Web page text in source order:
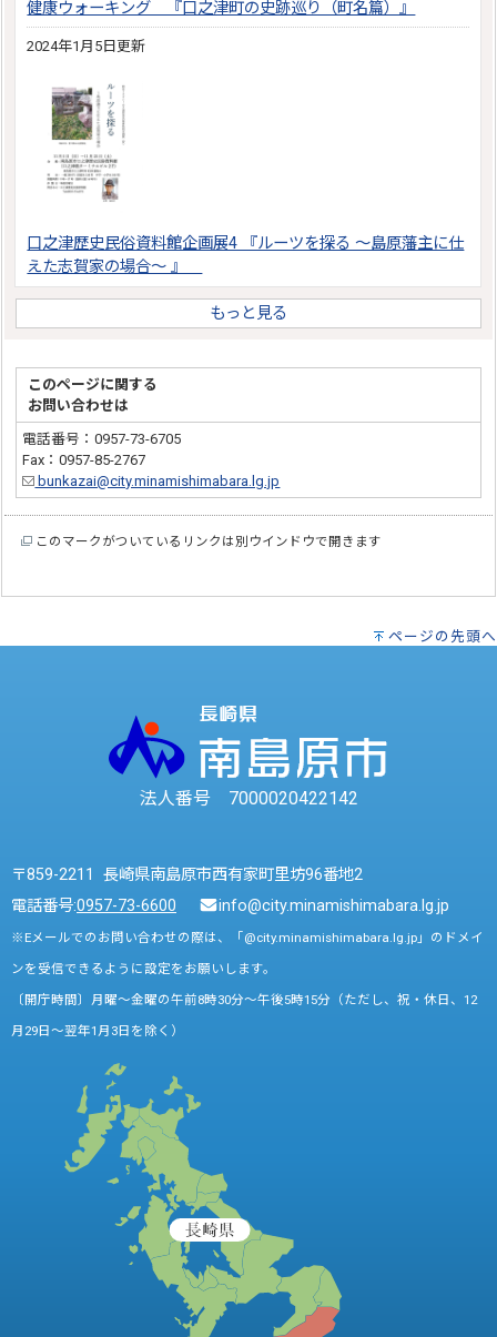
健康ウォーキング 『口之津町の史跡巡り（町名篇）』
2024年1月5日更新
口之津歴史民俗資料館企画展4 『ルーツを探る ～島原藩主に仕
えた志賀家の場合～ 』
もっと見る
このページに関する
お問い合わせは
電話番号：0957-73-6705
Fax：0957-85-2767
bunkazai@city.minamishimabara.lg.jp
このマークがついているリンクは別ウインドウで開きます
ページの先頭へ
法人番号 7000020422142
〒859-2211 長崎県南島原市西有家町里坊96番地2
電話番号:0957-73-6600 info@city.minamishimabara.lg.jp
※Eメールでのお問い合わせの際は、「@city.minamishimabara.lg.jp」のドメイ
ンを受信できるように設定をお願いします。
〔開庁時間〕月曜～金曜の午前8時30分～午後5時15分（ただし、祝・休日、12
月29日～翌年1月3日を除く）